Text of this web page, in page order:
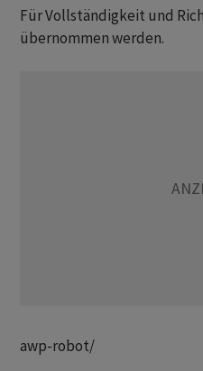
Für Vollständigkeit und
übernommen werden.
awp-robot/